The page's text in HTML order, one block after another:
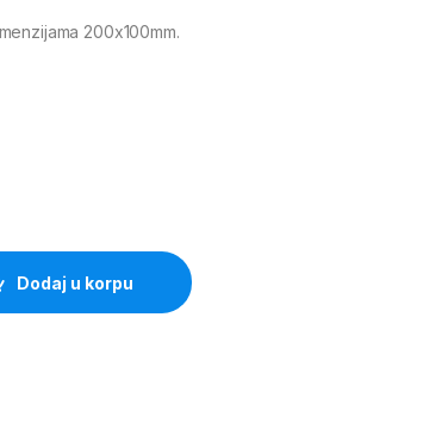
200x100mm.
pocinčana, Alberts quantity
Dodaj u korpu